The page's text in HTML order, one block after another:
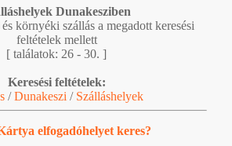
Dunakesziben
környéki szállás a megadott keresési
feltételek mellett
[ találatok: 26 - 30. ]
Keresési feltételek:
/Dunakeszi / Szálláshelyek
elfogadóhelyet keres?